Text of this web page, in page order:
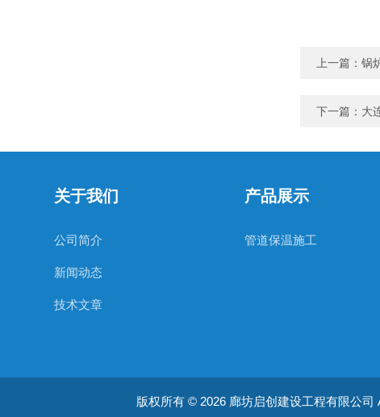
上一篇： 锅
下一篇： 大
关于我们
公司简介
新闻动态
技术文章
产品展示
管道保温施工
版权所有 © 2026 廊坊启创建设工程有限公